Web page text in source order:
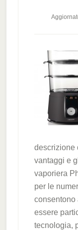
descrizione
vantaggi e
vaporiera
per le
consentono
essere
tecnologia,